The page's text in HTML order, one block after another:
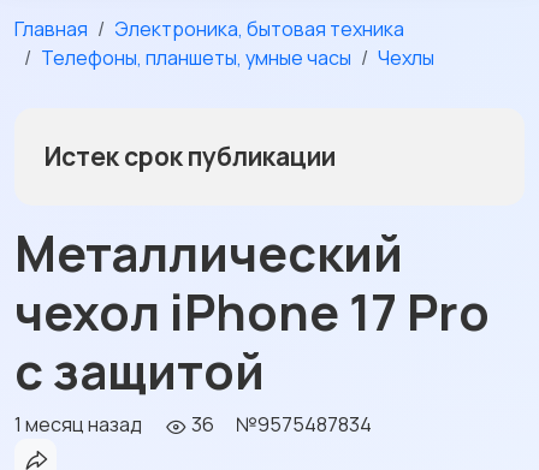
Главная
Электроника, бытовая техника
Телефоны, планшеты, умные часы
Чехлы
Истек срок публикации
Металлический
чехол iPhone 17 Pro
с защитой
1 месяц назад 36 №9575487834